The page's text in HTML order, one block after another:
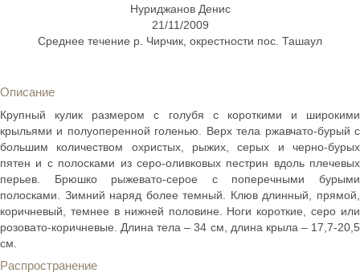
Нуриджанов Денис
21/11/2009
Среднее течение р. Чирчик, окрестности пос. Ташаул
Описание
Крупный кулик размером с голубя с короткими и широкими
крыльями и полуоперенной голенью. Верх тела ржавчато-бурый с
большим количеством охристых, рыжих, серых и черно-бурых
пятен и с полосками из серо-оливковых пестрин вдоль плечевых
перьев. Брюшко рыжевато-серое с поперечными бурыми
полосками. Зимний наряд более темный. Клюв длинный, прямой,
коричневый, темнее в нижней половине. Ноги короткие, серо или
розовато-коричневые. Длина тела – 34 см, длина крыла – 17,7-20,5
см.
Распространение